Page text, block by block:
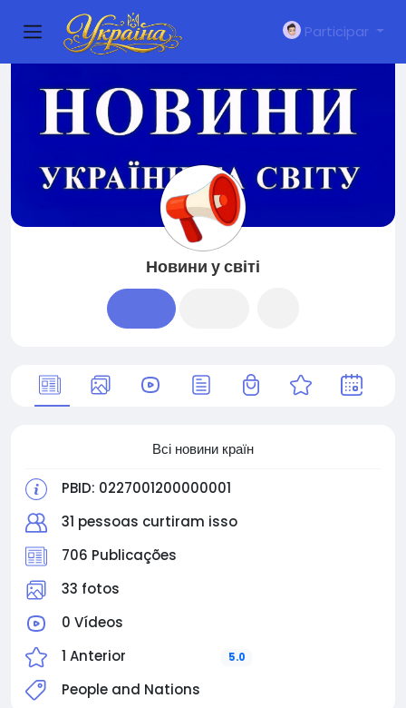
Participar
Новини у світі
Всі новини країн
PBID: 0227001200000001
31 pessoas curtiram isso
706 Publicações
33 fotos
0 Vídeos
1 Anterior
5.0
People and Nations